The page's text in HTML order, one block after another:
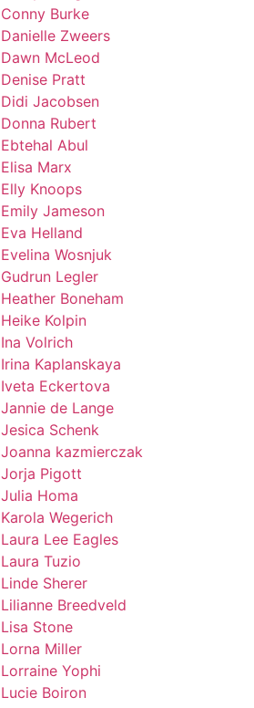
Conny Burke
Danielle Zweers
Dawn McLeod
Denise Pratt
Didi Jacobsen
Donna Rubert
Ebtehal Abul
Elisa Marx
Elly Knoops
Emily Jameson
Eva Helland
Evelina Wosnjuk
Gudrun Legler
Heather Boneham
Heike Kolpin
Ina Volrich
Irina Kaplanskaya
Iveta Eckertova
Jannie de Lange
Jesica Schenk
Joanna kazmierczak
Jorja Pigott
Julia Homa
Karola Wegerich
Laura Lee Eagles
Laura Tuzio
Linde Sherer
Lilianne Breedveld
Lisa Stone
Lorna Miller
Lorraine Yophi
Lucie Boiron